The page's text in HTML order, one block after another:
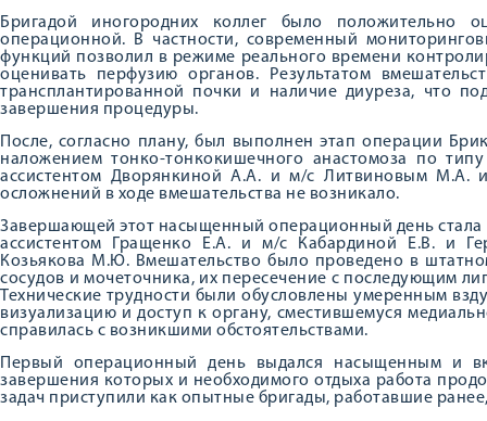
Бригадой иногородних коллег было положительно
операционной. В частности, современный
функций позволил в режиме реального времени
оценивать перфузию органов. Результатом
трансплантированной почки и наличие диуреза, что
завершения процедуры.
После, согласно плану, был выполнен этап операции
наложением тонко-тонкокишечного анастомоза по
ассистентом Дворянкиной А.А. и м/с Литвиновым М.А.
осложнений в ходе вмешательства не возникало.
Завершающей этот насыщенный операционный день
ассистентом Гращенко Е.А. и м/с Кабардиной Е.В. и
Козьякова М.Ю. Вмешательство было проведено в
сосудов и мочеточника, их пересечение с последующим
Технические трудности были обусловлены умеренным
визуализацию и доступ к органу, сместившемуся
справилась с возникшими обстоятельствами.
Первый операционный день выдался насыщенным и
завершения которых и необходимого отдыха работа
задач приступили как опытные бригады, работавшие